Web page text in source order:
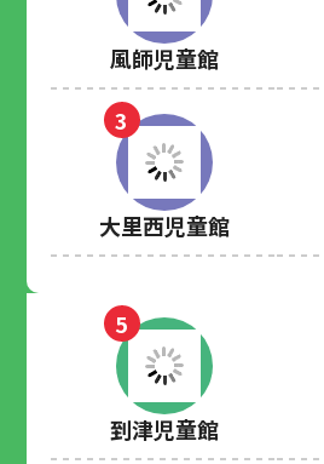
風師児童館
3
大里西児童館
5
到津児童館